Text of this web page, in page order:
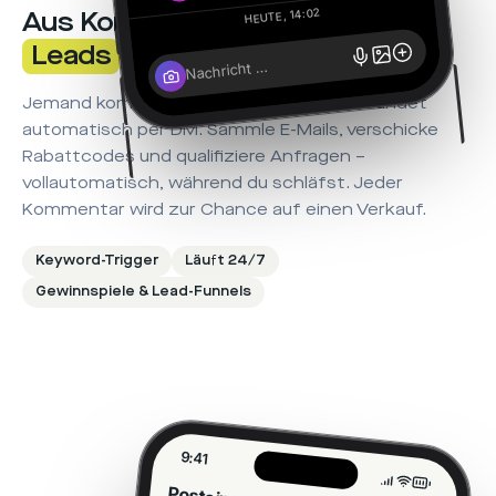
HEUTE, 14:02
Nachricht …
Aus Kommentaren werden
Leads .
Jemand kommentiert „GUIDE“ → der Link landet
automatisch per DM. Sammle E-Mails, verschicke
Rabattcodes und qualifiziere Anfragen –
vollautomatisch, während du schläfst. Jeder
Kommentar wird zur Chance auf einen Verkauf.
Keyword-Trigger
Läuft 24/7
Gewinnspiele & Lead-Funnels
9:41